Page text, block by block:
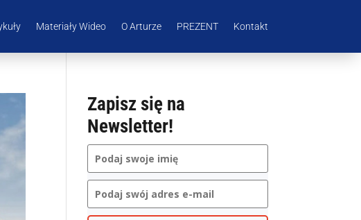
Materiały Wideo O Arturze PREZENT Kontakt
Zapisz się na
Newsletter!